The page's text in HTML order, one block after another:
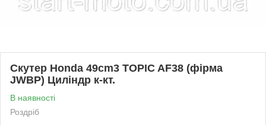
Скутер Honda 49cm3 TOPIC AF38 (фірма
JWBP) Циліндр к-кт.
В наявності
Роздріб